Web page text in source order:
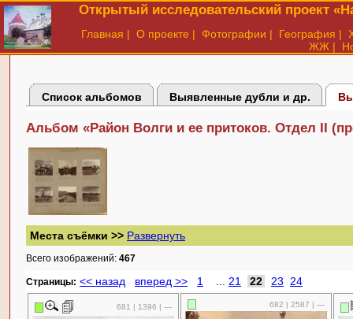
Открытый исследовательский проект
Главная | О проекте | Фотографии | География |
ЖЖ |
Список альбомов Выявленные дубли и др.
Альбом «Район Волги и ее притоков. Отдел II
Места съёмки >> Развернуть
Всего изображений: 467
Cтраницы: << назад вперед >> 1 21 22 23 24
681 | 1396 | — 682 | 2587 | —